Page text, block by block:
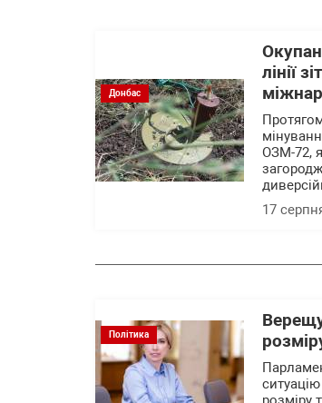
Донбас
лінії
ОЗМ-72,
17
Політика